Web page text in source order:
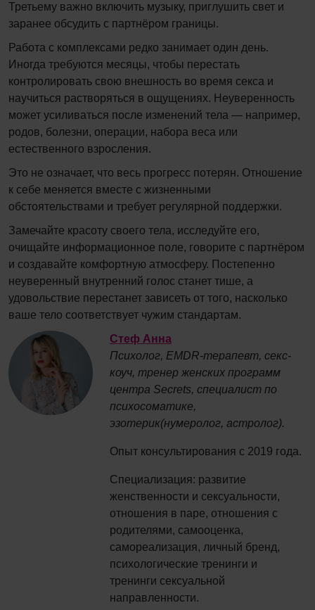
Третьему важно включить музыку, приглушить свет и
заранее обсудить с партнёром границы.
Работа с комплексами редко занимает один день.
Иногда требуются месяцы, чтобы перестать
контролировать свою внешность во время секса и
научиться растворяться в ощущениях. Неуверенность
может усиливаться после изменений тела — например,
родов, болезни, операции, набора веса или
естественного взросления.
Это не означает, что весь прогресс потерян. Отношение
к себе меняется вместе с жизненными
обстоятельствами и требует регулярной поддержки.
Замечайте красоту своего тела, исследуйте его,
очищайте информационное поле, говорите с партнёром
и создавайте комфортную атмосферу. Постепенно
неуверенный внутренний голос станет тише, а
удовольствие перестанет зависеть от того, насколько
ваше тело соответствует чужим стандартам.
Стеф Анна
Психолог, EMDR-терапевт, секс-
коуч, тренер женских программ
центра Secrets, специалист по
психосоматике,
эзотерик(нумеролог, астролог).
Опыт консультирования с 2019 года.
Специализация: развитие
женственности и сексуальности,
отношения в паре, отношения с
родителями, самооценка,
самореализация, личный бренд,
психологические тренинги и
тренинги сексуальной
направленности.